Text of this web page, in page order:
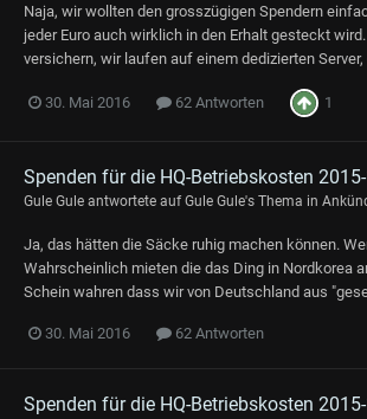
Naja, wir wollten den grosszügigen Spendern
jeder Euro auch wirklich in den Erhalt gesteckt
versichern, wir laufen auf einem dedizierten Server,
30. Mai 2016 62 Antworten 1
Spenden für die HQ-Betriebskosten
Gule Gule antwortete aufGule Gule's Thema in
Ja, das hätten die Säcke ruhig machen können.
Wahrscheinlich mieten die das Ding in Nordkorea
Schein wahren dass wir von Deutschland aus
30. Mai 2016 62 Antworten
Spenden für die HQ-Betriebskosten